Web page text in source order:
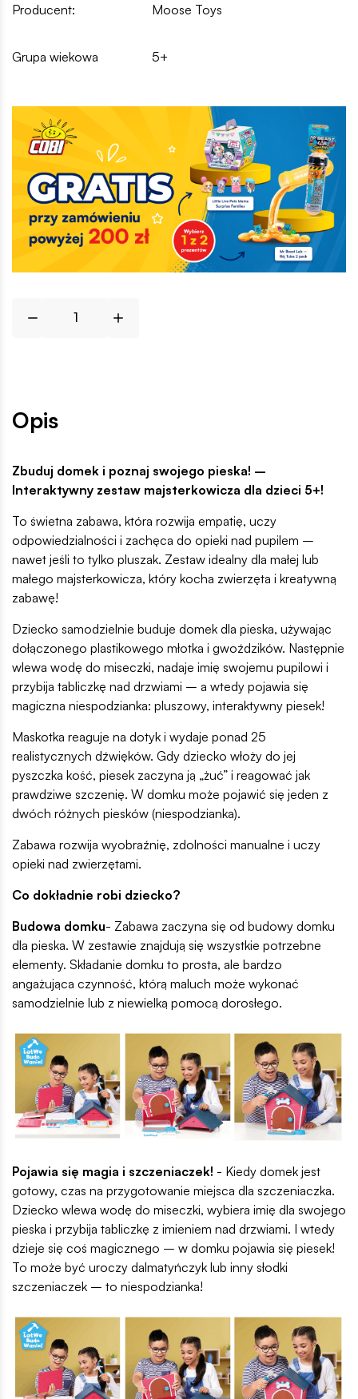
Producent:
Moose Toys
Grupa wiekowa 5+
Opis
Zbuduj domek i poznaj swojego pieska! –
Interaktywny zestaw majsterkowicza dla dzieci 5+!
To świetna zabawa, która rozwija empatię, uczy
odpowiedzialności i zachęca do opieki nad pupilem –
nawet jeśli to tylko pluszak. Zestaw idealny dla małej lub
małego majsterkowicza, który kocha zwierzęta i kreatywną
zabawę!
Dziecko samodzielnie buduje domek dla pieska, używając
dołączonego plastikowego młotka i gwoździków. Następnie
wlewa wodę do miseczki, nadaje imię swojemu pupilowi i
przybija tabliczkę nad drzwiami – a wtedy pojawia się
magiczna niespodzianka: pluszowy, interaktywny piesek!
Maskotka reaguje na dotyk i wydaje ponad 25
realistycznych dźwięków. Gdy dziecko włoży do jej
pyszczka kość, piesek zaczyna ją „żuć” i reagować jak
prawdziwe szczenię. W domku może pojawić się jeden z
dwóch różnych piesków (niespodzianka).
Zabawa rozwija wyobraźnię, zdolności manualne i uczy
opieki nad zwierzętami.
Co dokładnie robi dziecko?
Budowa domku- Zabawa zaczyna się od budowy domku
dla pieska. W zestawie znajdują się wszystkie potrzebne
elementy. Składanie domku to prosta, ale bardzo
angażująca czynność, którą maluch może wykonać
samodzielnie lub z niewielką pomocą dorosłego.
Pojawia się magia i szczeniaczek! - Kiedy domek jest
gotowy, czas na przygotowanie miejsca dla szczeniaczka.
Dziecko wlewa wodę do miseczki, wybiera imię dla swojego
pieska i przybija tabliczkę z imieniem nad drzwiami. I wtedy
dzieje się coś magicznego – w domku pojawia się piesek!
To może być uroczy dalmatyńczyk lub inny słodki
szczeniaczek – to niespodzianka!